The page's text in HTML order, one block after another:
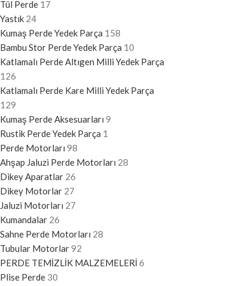
Tül Perde 17
Yastık 24
Kumaş Perde Yedek Parça 158
Bambu Stor Perde Yedek Parça 10
Katlamalı Perde Altıgen Milli Yedek Parça
126
Katlamalı Perde Kare Milli Yedek Parça
129
Kumaş Perde Aksesuarları 9
Rustik Perde Yedek Parça 1
Perde Motorları 98
Ahşap Jaluzi Perde Motorları 28
Dikey Aparatlar 26
Dikey Motorlar 27
Jaluzi Motorları 27
Kumandalar 26
Sahne Perde Motorları 28
Tubular Motorlar92
PERDE TEMİZLİK MALZEMELERİ 6
Plise Perde 30